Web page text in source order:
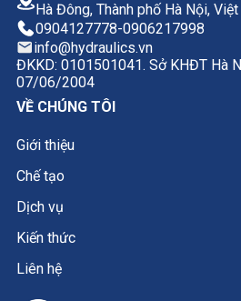
Hà Đông, Thành phố Hà Nội,
0904127778-0906217998
info@hydraulics.vn
ĐKKD: 0101501041. Sở KHĐT Hà
07/06/2004
VỀ CHÚNG TÔI
Giới thiệu
Chế tạo
Dịch vụ
Kiến thức
Liên hệ